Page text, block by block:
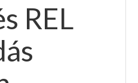
REL